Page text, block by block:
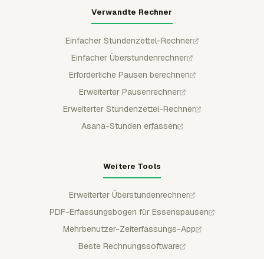
Verwandte Rechner
Einfacher Stundenzettel-Rechner
Einfacher Überstundenrechner
Erforderliche Pausen berechnen
Erweiterter Pausenrechner
Erweiterter Stundenzettel-Rechner
Asana-Stunden erfassen
Weitere Tools
Erweiterter Überstundenrechner
PDF-Erfassungsbogen für Essenspausen
Mehrbenutzer-Zeiterfassungs-App
Beste Rechnungssoftware